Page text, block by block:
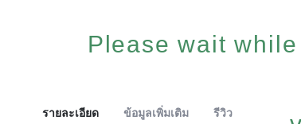
Please wait
รายละเอียด ข้อมูลเพิ่มเติม รีวิว